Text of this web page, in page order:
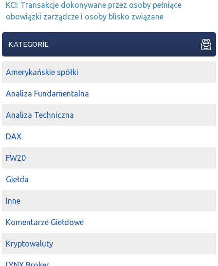
KCI: Transakcje dokonywane przez osoby pełniące
obowiązki zarządcze i osoby blisko związane
KATEGORIE
Amerykańskie spółki
Analiza Fundamentalna
Analiza Techniczna
DAX
FW20
Giełda
Inne
Komentarze Giełdowe
Kryptowaluty